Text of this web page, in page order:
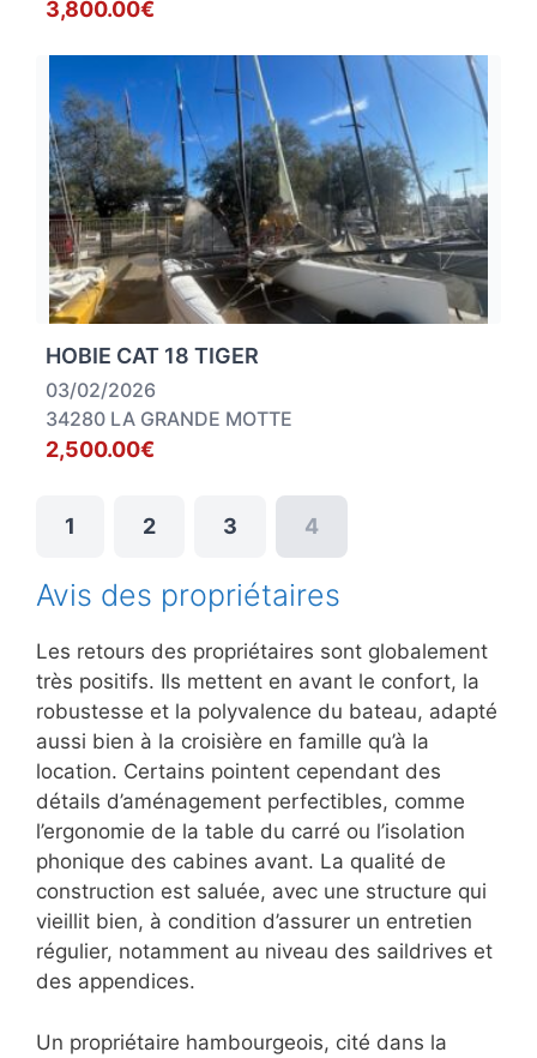
3,800.00€
HOBIE CAT 18 TIGER
03/02/2026
34280 LA GRANDE MOTTE
2,500.00€
1 2 3 4
Avis des propriétaires
Les retours des propriétaires sont globalement
très positifs. Ils mettent en avant le confort, la
robustesse et la polyvalence du bateau, adapté
aussi bien à la croisière en famille qu’à la
location. Certains pointent cependant des
détails d’aménagement perfectibles, comme
l’ergonomie de la table du carré ou l’isolation
phonique des cabines avant. La qualité de
construction est saluée, avec une structure qui
vieillit bien, à condition d’assurer un entretien
régulier, notamment au niveau des saildrives et
des appendices.
Un propriétaire hambourgeois, cité dans la